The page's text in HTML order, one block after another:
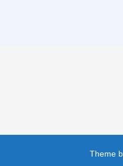
Theme